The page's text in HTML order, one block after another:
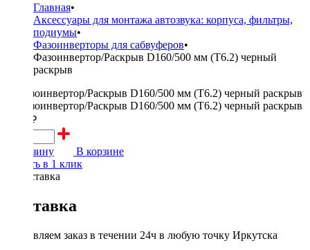
Главная•
Аксессуары для монтажа автозвука: корпуса, фильтры,
подиумы•
Фазоинверторы для сабвуферов•
Фазоинвертор/Раскрыв D160/500 мм (Т6.2) черный
раскрыв
1200 ₽
В корзину
В корзине
Купить в 1 клик
Доставка
Доставляем заказ в течении 24ч в любую точку Иркутска